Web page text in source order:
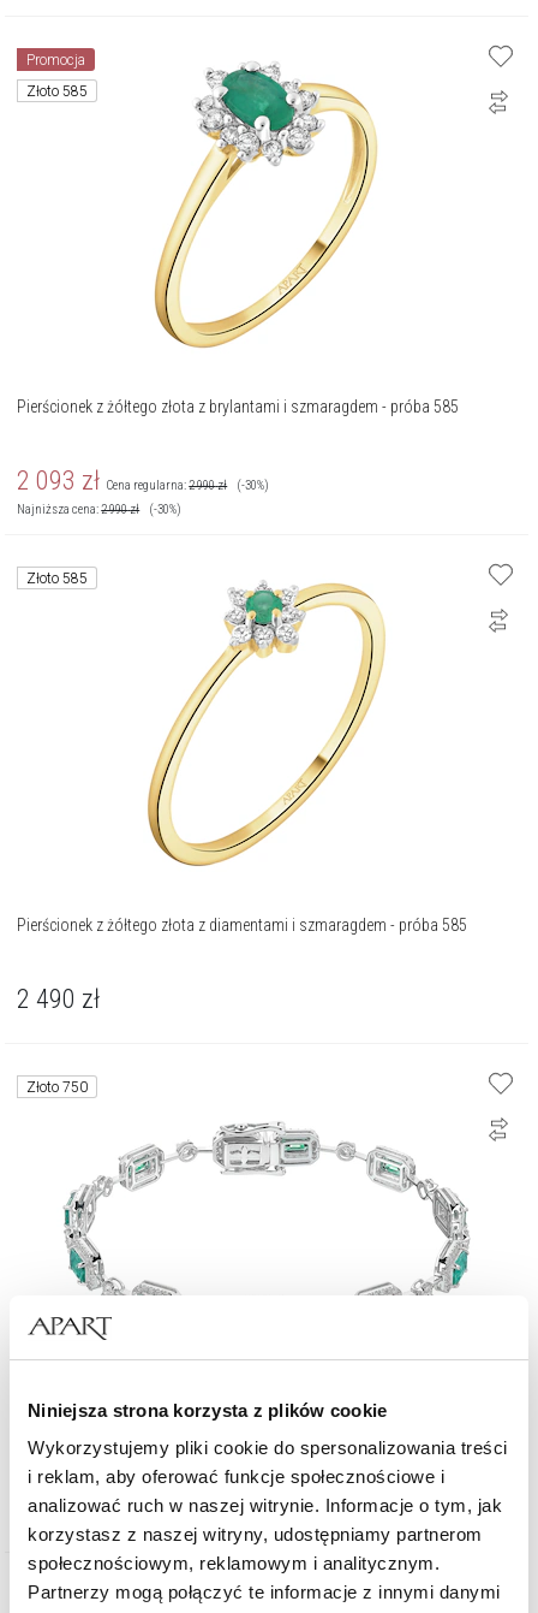
Niniejsza strona korzysta z plików cookie
Wykorzystujemy pliki cookie do spersonalizowania treści
i reklam, aby oferować funkcje społecznościowe i
analizować ruch w naszej witrynie. Informacje o tym, jak
korzystasz z naszej witryny, udostępniamy partnerom
społecznościowym, reklamowym i analitycznym.
Partnerzy mogą połączyć te informacje z innymi danymi
Promocja
Złoto 585
Pierścionek z żółtego złota z brylantami i szmaragdem - próba 585
2 093 zł Cena regularna:2 990zł
(-30%)
Najniższa cena:2 990zł (-30%)
Złoto 585
Pierścionek z żółtego złota z diamentami i szmaragdem - próba 585
2 490 zł
Złoto 750
750
48 590 zł
Złoto 585